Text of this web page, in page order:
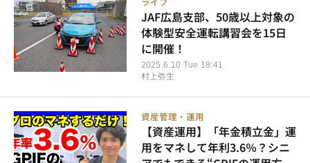
2025.6.10 Tue 18:41
JAF広島支部、50歳以上対象の
体験型安全運転講習会を15日
に開催！
村上弥生
資産管理・運用
【資産運用】「年金積立金」運
用をマネして年利3.6％？シニ